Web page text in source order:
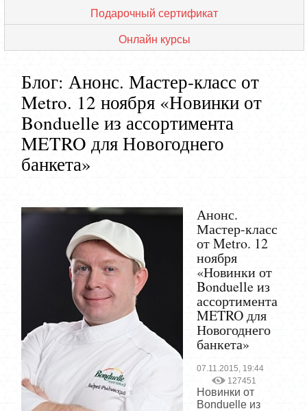
Подарочный сертификат
Онлайн курсы
Блог: Анонс. Мастер-класс от
Metro. 12 ноября «Новинки от
Bonduelle из ассортимента
METRO для Новогоднего
банкета»
Анонс.
Мастер-класс
от Metro. 12
ноября
«Новинки от
Bonduelle из
ассортимента
METRO для
Новогоднего
банкета»
07.11.2015, 19:44
127451
Новинки от
Bonduelle из